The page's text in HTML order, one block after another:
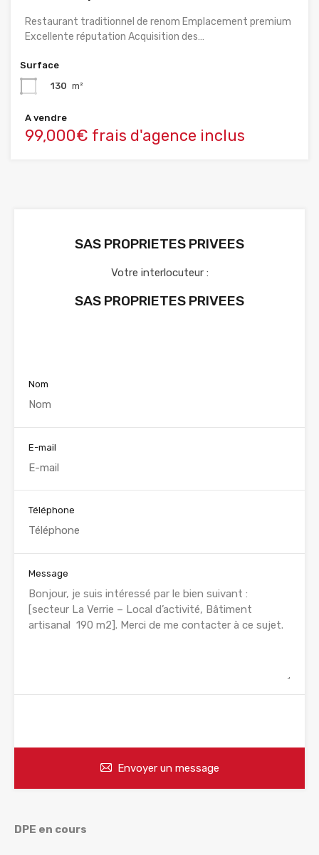
Restaurant traditionnel de renom Emplacement premium
Excellente réputation Acquisition des…
Surface
130 m²
A vendre
99,000€ frais d'agence inclus
SAS PROPRIETES PRIVEES
Votre interlocuteur :
SAS PROPRIETES PRIVEES
Nom
E-mail
Téléphone
Message
Envoyer un message
DPE en cours